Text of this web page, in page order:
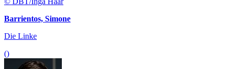
Barrientos, Simone
Die Linke
()